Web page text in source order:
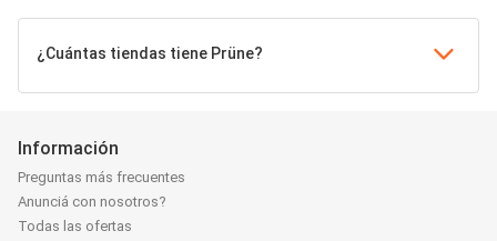
¿Cuántas tiendas tiene Prüne?
Información
Preguntas más frecuentes
Anunciá con nosotros?
Todas las ofertas